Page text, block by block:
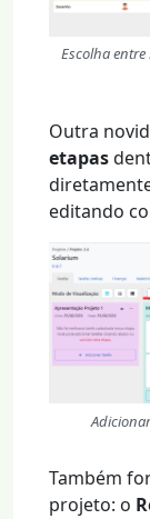
Escolha
Outra
etapas
editando
Também
projeto: o